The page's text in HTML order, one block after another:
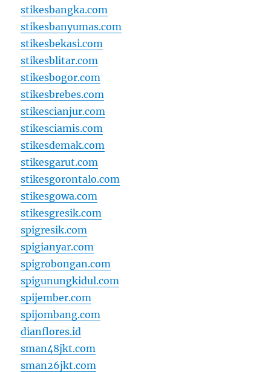
stikesbangka.com
stikesbanyumas.com
stikesbekasi.com
stikesblitar.com
stikesbogor.com
stikesbrebes.com
stikescianjur.com
stikesciamis.com
stikesdemak.com
stikesgarut.com
stikesgorontalo.com
stikesgowa.com
stikesgresik.com
spigresik.com
spigianyar.com
spigrobongan.com
spigunungkidul.com
spijember.com
spijombang.com
dianflores.id
sman48jkt.com
sman26jkt.com